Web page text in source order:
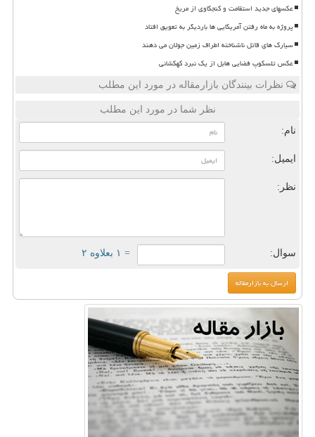
عکسهای جدید استقامت و کنجکاوی از مریخ
پروژه به ماه رفتن آمریکایی ها باردیگر به تعویق افتاد
سیارک های قاتل ناشناخته اطراف زمین جولان می دهند
عکس تلسکوپ فضایی هابل از یک نبرد کهکشانی
نظرات بینندگان بازارمقاله در مورد این مطلب
نظر شما در مورد این مطلب
نام:
ایمیل:
نظر:
سوال: = ۱ بعلاوه ۲